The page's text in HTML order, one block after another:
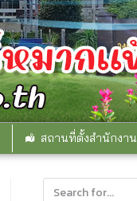
สถานที่ตั้งสำนักงาน